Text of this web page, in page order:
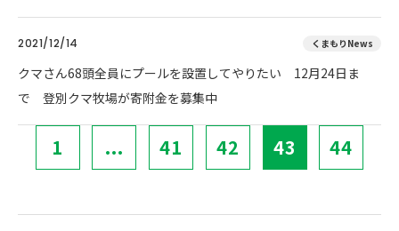
2021/12/14 くまもりNews
クマさん68頭全員にプールを設置してやりたい 12月24日ま
で 登別クマ牧場が寄附金を募集中
1 ... 41 42 43 44